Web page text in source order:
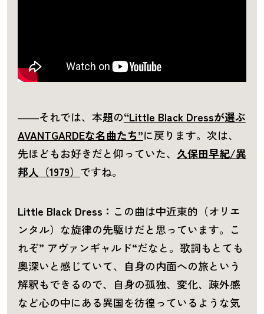
――それでは、本題の“Little Black Dressが選ぶ
AVANTGARDEな名曲たち”に戻ります。次は、
先ほどもお好きだと仰っていた、 久保田早紀/異
邦人（1979） ですね。
Little Black Dress： この曲は中近東的（オリエ
ンタル）な旋律の先駆けだと思っています。こ
れぞ” アヴァンギャルド“だなと。歌詞もとても
奥深いと感じていて、自身の内面への旅という
解釈もできるので、自身の孤独、変化、疎外感
など心の中にある異国を彷徨っているような気